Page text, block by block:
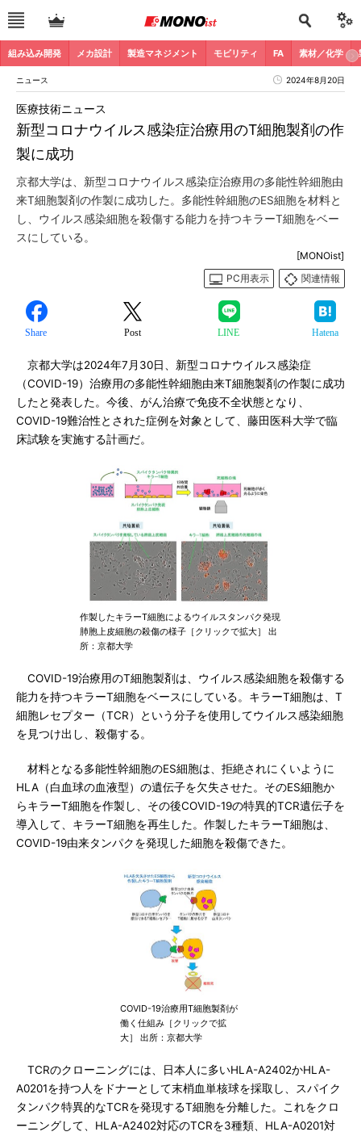
組み込み開発 メカ設計 製造マネジメント モビリティ FA 素材／化学
ニュース 2024年8月20日
新型コロナウイルス感染症治療用のT細胞製剤の作
製に成功
医療技術ニュース
京都大学は、新型コロナウイルス感染症治療用の多能性幹細胞由
来T細胞製剤の作製に成功した。多能性幹細胞のES細胞を材料と
し、ウイルス感染細胞を殺傷する能力を持つキラーT細胞をベー
スにしている。
[MONOist]
PC用表示
関連情報
Share Post LINE Hatena
京都大学は2024年7月30日、新型コロナウイルス感染症
（COVID-19）治療用の多能性幹細胞由来T細胞製剤の作製に成功
したと発表した。今後、がん治療で免疫不全状態となり、
COVID-19難治性とされた症例を対象として、藤田医科大学で臨
床試験を実施する計画だ。
作製したキラーT細胞によるウイルスタンパク発現
肺胞上皮細胞の殺傷の様子［クリックで拡大］ 出
所：京都大学
COVID-19治療用のT細胞製剤は、ウイルス感染細胞を殺傷する
能力を持つキラーT細胞をベースにしている。キラーT細胞は、T
細胞レセプター（TCR）という分子を使用してウイルス感染細胞
を見つけ出し、殺傷する。
材料となる多能性幹細胞のES細胞は、拒絶されにくいように
HLA（白血球の血液型）の遺伝子を欠失させた。そのES細胞か
らキラーT細胞を作製し、その後COVID-19の特異的TCR遺伝子を
導入して、キラーT細胞を再生した。作製したキラーT細胞は、
COVID-19由来タンパクを発現した細胞を殺傷できた。
COVID-19治療用T細胞製剤が
働く仕組み［クリックで拡
大］ 出所：京都大学
TCRのクローニングには、日本人に多いHLA-A2402かHLA-
A0201を持つ人をドナーとして末梢血単核球を採取し、スパイク
タンパク特異的なTCRを発現するT細胞を分離した。これをクロ
ーニングして、HLA-A2402対応のTCRを3種類、HLA-A0201対